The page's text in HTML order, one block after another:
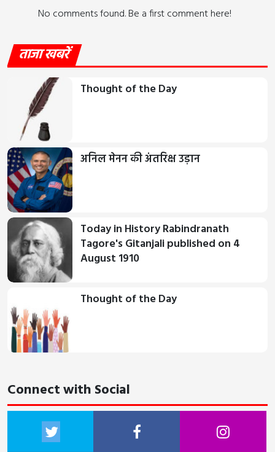
No comments found. Be a first comment here!
ताजा खबरें
Thought of the Day
अनिल मेनन की अंतरिक्ष उड़ान
Today in History Rabindranath
Tagore's Gitanjali published on 4
August 1910
Thought of the Day
Connect with Social